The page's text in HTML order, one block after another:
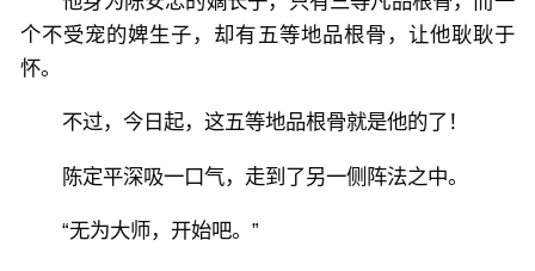
个不受宠的婢生子，却有五等地品根骨，让他耿耿于
怀。
不过，今日起，这五等地品根骨就是他的了！
陈定平深吸一口气，走到了另一侧阵法之中。
“无为大师，开始吧。”